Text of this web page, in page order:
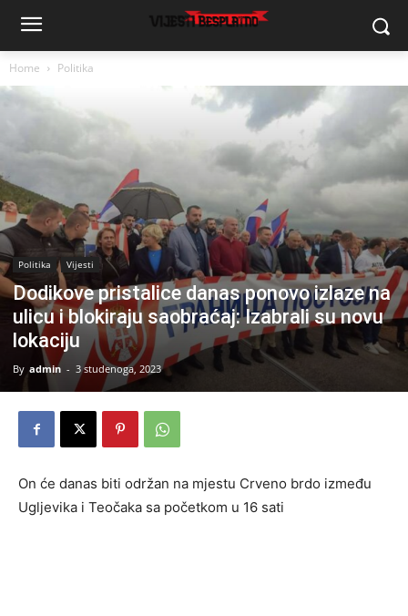
Home Politika
Politika Vijesti
Dodikove pristalice danas ponovo izlaze na
ulicu i blokiraju saobraćaj: Izabrali su novu
lokaciju
By admin - 3 studenoga, 2023
On će danas biti održan na mjestu Crveno brdo između
Ugljevika i Teočaka sa početkom u 16 sati